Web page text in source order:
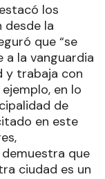
los
desde la
que “se
a la vanguardia
y trabaja con
en lo
de
en este
que
ciudad es un